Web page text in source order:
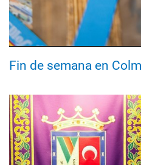
Fin de semana en